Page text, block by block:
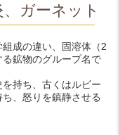
ガーネット
成の違い、固溶体（2
鉱物のグループ名で
持ち、古くはルビー
、怒りを鎮静させる